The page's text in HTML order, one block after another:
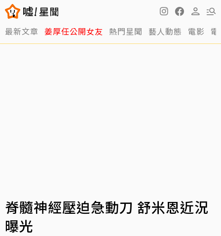
最新文章 姜厚任公開女友 熱門星聞 藝人動態 電影
脊髓神經壓迫急動刀 舒米恩近況
曝光